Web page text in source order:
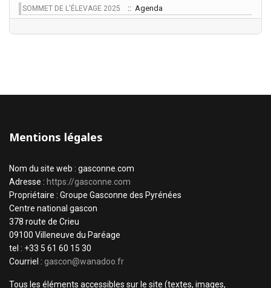
SOMMET DE L'ÉLEVAGE 2025 :: Agenda
Mentions légales
Nom du site web : gasconne.com
Adresse : https://gasconne.com
Propriétaire : Groupe Gasconne des Pyrénées
Centre national gascon
378 route de Crieu
09100 Villeneuve du Paréage
tel : +33 5 61 60 15 30
Courriel : gascon@wanadoo.fr
Tous les éléments accessibles sur le site (textes, images,